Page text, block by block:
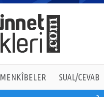
MENKÎBELER SUAL/CEVAB